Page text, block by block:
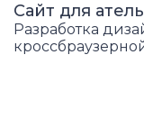
Сайт для
Разработка